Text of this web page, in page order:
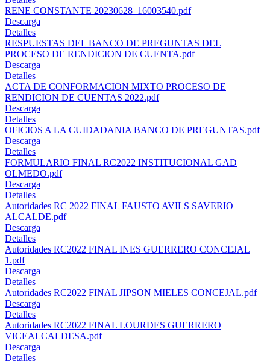
RENE CONSTANTE 20230628_16003540.pdf
Descarga
Detalles
RESPUESTAS DEL BANCO DE PREGUNTAS DEL
PROCESO DE RENDICION DE CUENTA.pdf
Descarga
Detalles
ACTA DE CONFORMACION MIXTO PROCESO DE
RENDICION DE CUENTAS 2022.pdf
Descarga
Detalles
OFICIOS A LA CUIDADANIA BANCO DE PREGUNTAS.pdf
Descarga
Detalles
FORMULARIO FINAL RC2022 INSTITUCIONAL GAD
OLMEDO.pdf
Descarga
Detalles
Autoridades RC 2022 FINAL FAUSTO AVILS SAVERIO
ALCALDE.pdf
Descarga
Detalles
Autoridades RC2022 FINAL INES GUERRERO CONCEJAL
1.pdf
Descarga
Detalles
Autoridades RC2022 FINAL JIPSON MIELES CONCEJAL.pdf
Descarga
Detalles
Autoridades RC2022 FINAL LOURDES GUERRERO
VICEALCALDESA.pdf
Descarga
Detalles